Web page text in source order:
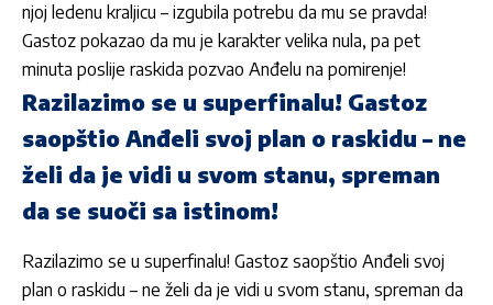
njoj ledenu kraljicu – izgubila potrebu da mu se pravda!
Gastoz pokazao da mu je karakter velika nula, pa pet
minuta poslije raskida pozvao Anđelu na pomirenje!
Razilazimo se u superfinalu! Gastoz
saopštio Anđeli svoj plan o raskidu – ne
želi da je vidi u svom stanu, spreman
da se suoči sa istinom!
Razilazimo se u superfinalu! Gastoz saopštio Anđeli svoj
plan o raskidu – ne želi da je vidi u svom stanu, spreman da